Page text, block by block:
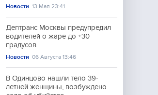
Новости 13 Мая 23:41
Дептранс Москвы предупредил
водителей о жаре до +30
градусов
Новости 06 Августа 13:46
В Одинцово нашли тело 39-
летней женщины, возбуждено